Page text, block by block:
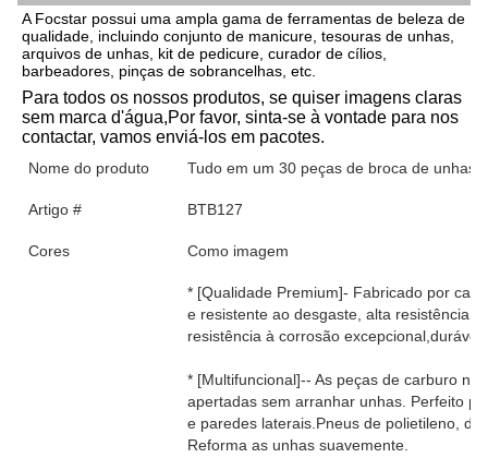
A Focstar possui uma ampla gama de ferramentas de beleza de
qualidade, incluindo conjunto de manicure, tesouras de unhas,
arquivos de unhas, kit de pedicure, curador de cílios,
barbeadores, pinças de sobrancelhas, etc.
Para todos os nossos produtos, se quiser imagens claras
sem marca d'água,Por favor, sinta-se à vontade para nos
contactar, vamos enviá-los em pacotes.
Nome do produto Tudo em um 30 peças de broca de unhas
Artigo # BTB127
Cores Como imagem
* [Qualidade Premium]- Fabricado por
e resistente ao desgaste, alta resistência,
resistência à corrosão
* [Multifuncional]-- As peças de carburo
apertadas sem arranhar unhas. Perfeito
e paredes laterais.Pneus de polietileno,
Reforma as unhas suavemente.